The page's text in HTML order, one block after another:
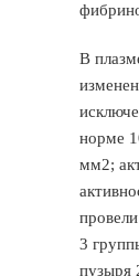
В
норме
мм2;
3
пузыря